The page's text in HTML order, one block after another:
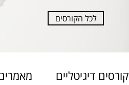
לכל הקורסים
קורסים דיגיטליים